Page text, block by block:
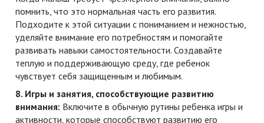
помнить, что это нормальная часть его развития.
Подходите к этой ситуации с пониманием и нежностью,
уделяйте внимание его потребностям и помогайте
развивать навыки самостоятельности. Создавайте
теплую и поддерживающую среду, где ребенок
чувствует себя защищенным и любимым.
8. Игры и занятия, способствующие развитию
внимания: Включите в обычную рутины ребенка игры и
активности, которые способствуют развитию его